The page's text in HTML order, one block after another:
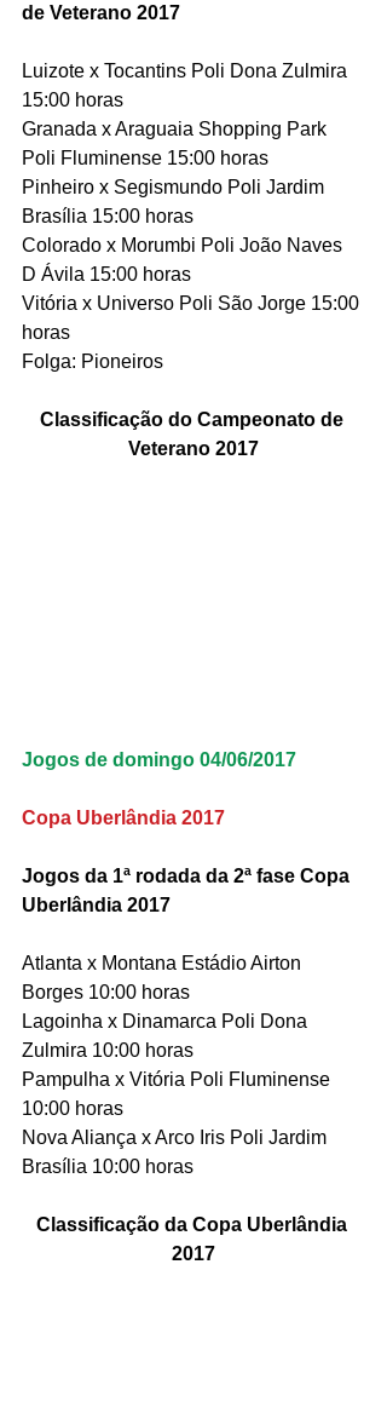
de Veterano 2017
Luizote x Tocantins Poli Dona Zulmira
15:00 horas
Granada x Araguaia Shopping Park
Poli Fluminense 15:00 horas
Pinheiro x Segismundo Poli Jardim
Brasília 15:00 horas
Colorado x Morumbi Poli João Naves
D Ávila 15:00 horas
Vitória x Universo Poli São Jorge 15:00
horas
Folga: Pioneiros
Classificação do Campeonato de
Veterano 2017
Jogos de domingo 04/06/2017
Copa Uberlândia 2017
Jogos da 1ª rodada da 2ª fase Copa
Uberlândia 2017
Atlanta x Montana Estádio Airton
Borges 10:00 horas
Lagoinha x Dinamarca Poli Dona
Zulmira 10:00 horas
Pampulha x Vitória Poli Fluminense
10:00 horas
Nova Aliança x Arco Iris Poli Jardim
Brasília 10:00 horas
Classificação da Copa Uberlândia
2017